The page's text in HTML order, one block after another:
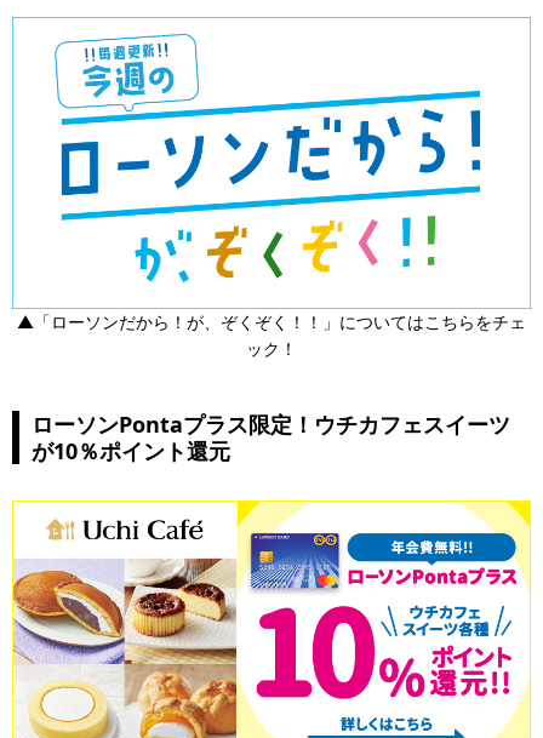
▲「ローソンだから！が、ぞくぞく！！」についてはこちらをチェ
ック！
ローソンPontaプラス限定！ウチカフェスイーツ
が10％ポイント還元